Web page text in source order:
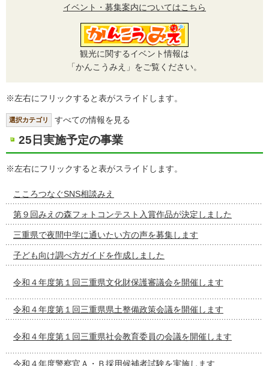
イベント・募集案内についてはこちら
観光に関するイベント情報は
「かんこうみえ」をご覧ください。
※左右にフリックすると表がスライドします。
選択カテゴリ すべての情報を見る
25日実施予定の事業
※左右にフリックすると表がスライドします。
こころつなぐSNS相談みえ
第９回みえの森フォトコンテスト入賞作品が決定しました
三重県で夜間中学に通いたい方の声を募集します
子ども向け調べ方ガイドを作成しました
令和４年度第１回三重県文化財保護審議会を開催します
令和４年度第１回三重県県土整備政策会議を開催します
令和４年度第１回三重県社会教育委員の会議を開催します
令和４年度警察官Ａ・Ｂ採用候補者試験を実施します